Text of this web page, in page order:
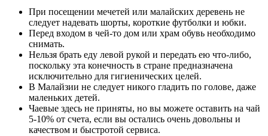
При посещении мечетей или малайских деревень не
следует надевать шорты, короткие футболки и юбки.
Перед входом в чей-то дом или храм обувь необходимо
снимать.
Нельзя брать еду левой рукой и передать ею что-либо,
поскольку эта конечность в стране предназначена
исключительно для гигиенических целей.
В Малайзии не следует никого гладить по голове, даже
маленьких детей.
Чаевые здесь не приняты, но вы можете оставить на чай
5-10% от счета, если вы остались очень довольны и
качеством и быстротой сервиса.